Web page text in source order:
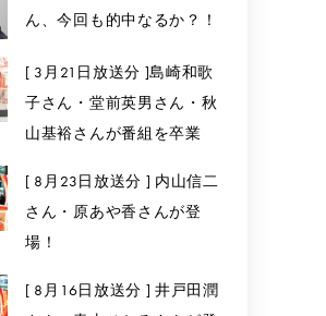
ん、今回も的中なるか？！
[ 3月21日放送分 ]島崎和歌
子さん・堂前英男さん・秋
山基裕さんが番組を卒業
[ 8月23日放送分 ] 内山信二
さん・原あや香さんが登
場！
[ 8月16日放送分 ] 井戸田潤